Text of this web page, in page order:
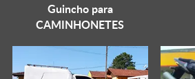
Guincho para
CAMINHONETES